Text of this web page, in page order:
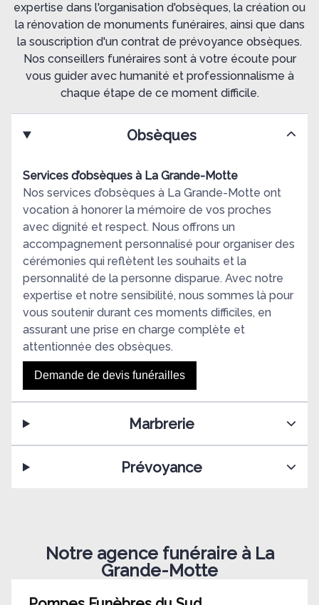
expertise dans l'organisation d'obsèques, la création ou
la rénovation de monuments funéraires, ainsi que dans
la souscription d'un contrat de prévoyance obsèques.
Nos conseillers funéraires sont à votre écoute pour
vous guider avec humanité et professionnalisme à
chaque étape de ce moment difficile.
Obsèques
Services d’obsèques à La Grande-Motte
Nos services d’obsèques à La Grande-Motte ont
vocation à honorer la mémoire de vos proches
avec dignité et respect. Nous offrons un
accompagnement personnalisé pour organiser des
cérémonies qui reflètent les souhaits et la
personnalité de la personne disparue. Avec notre
expertise et notre sensibilité, nous sommes là pour
vous soutenir durant ces moments difficiles, en
assurant une prise en charge complète et
attentionnée des obsèques.
Demande de devis funérailles
Marbrerie
Prévoyance
Notre agence funéraire à La
Grande-Motte